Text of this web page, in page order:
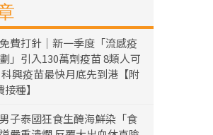
費打針｜新一季度「流感疫
」引入130萬劑疫苗 8類人可
興疫苗最快月底先到港【附
種】
子泰國狂食生醃海鮮染「食